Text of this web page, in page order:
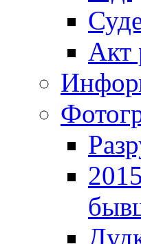
Акт